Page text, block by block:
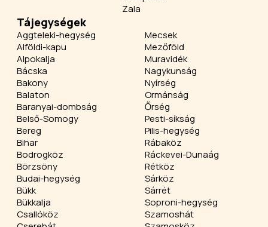
Zala
Tájegységek
Aggteleki-hegység
Alföldi-kapu
Alpokalja
Bácska
Bakony
Balaton
Baranyai-dombság
Belső-Somogy
Bereg
Bihar
Bodrogköz
Börzsöny
Budai-hegység
Bükk
Bükkalja
Csallóköz
Mecsek
Mezőföld
Muravidék
Nagykunság
Nyírség
Ormánság
Őrség
Pesti-síkság
Pilis-hegység
Rábaköz
Ráckevei-Dunaág
Rétköz
Sárköz
Sárrét
Soproni-hegység
Szamoshát